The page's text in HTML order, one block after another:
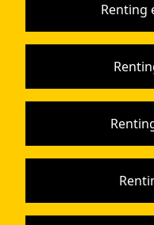
Renting